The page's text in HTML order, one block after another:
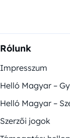
Rólunk
Impresszum
Helló Magyar –
Helló Magyar –
Szerzői jogok